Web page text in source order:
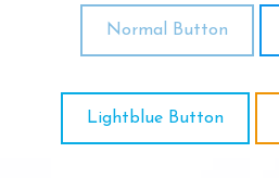
Normal Button
Lightblue Button